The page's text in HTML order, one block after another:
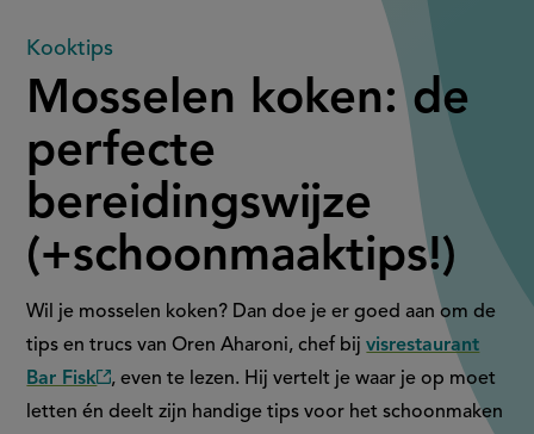
Mosselen
koken:
de
perfecte
bereidingswijze
(+schoonmaaktips!)
Kooktips
Mosselen koken: de
perfecte
bereidingswijze
(+schoonmaaktips!)
Wil je mosselen koken? Dan doe je er goed aan om de
tips en trucs van OrenAharoni, chef bijvisrestaurant
Bar Fisk(externe
link)
, even te lezen. Hij vertelt je waar je op moet
letten én deelt zijn handige tips voor het schoonmaken